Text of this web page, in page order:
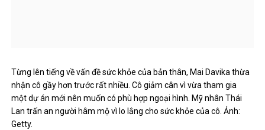
Từng lên tiếng về vấn đề sức khỏe của bản thân, Mai Davika thừa
nhận cô gầy hơn trước rất nhiều. Cô giảm cân vì vừa tham gia
một dự án mới nên muốn có phù hợp ngoại hình. Mỹ nhân Thái
Lan trấn an người hâm mộ vì lo lắng cho sức khỏe của cô. Ảnh:
Getty.